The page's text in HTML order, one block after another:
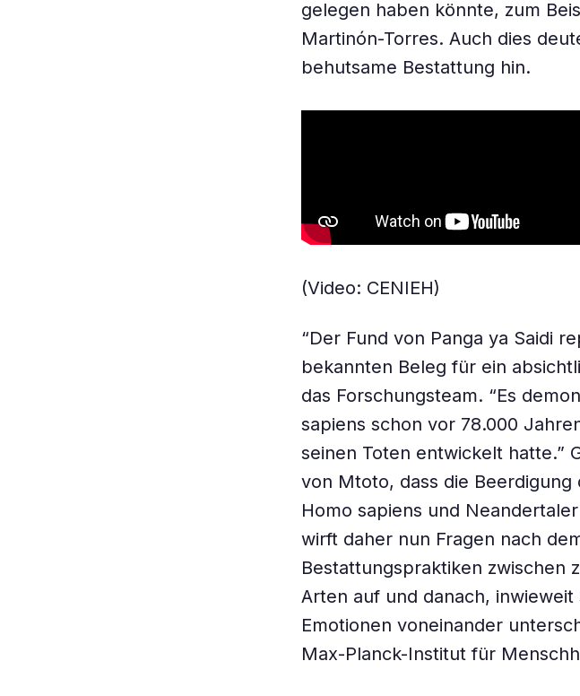
gelegen haben könnte, zum
Martinón-Torres. Auch dies
behutsame Bestattung hin.
(Video: CENIEH)
“Der Fund von Panga ya Saidi
bekannten Beleg für ein
das Forschungsteam. “Es
sapiens schon vor 78.000
seinen Toten entwickelt hatte.”
von Mtoto, dass die
Homo sapiens und
wirft daher nun Fragen nach
Bestattungspraktiken zwischen
Arten auf und danach,
Emotionen voneinander
Max-Planck-Institut für